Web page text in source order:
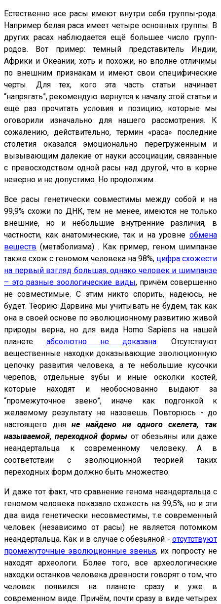
Естественно все расы имеют внутри себя группы-рода.
Например белая раса имеет четыре основных группы. В
других расах наблюдается ещё большее число групп-
родов. Вот пример: темный представитель Индии,
Африки и Океании, хоть и похожи, но вполне отличимы
по внешним признакам и имеют свои специфические
черты. Для тех, кого эта часть статьи начинает
“напрягать”, рекомендую вернутся к началу этой статьи и
ещё раз прочитать условия и позицию, которые мы
оговорили изначально для нашего рассмотрения. К
сожалению, действительно, термин «раса» последние
столетия оказался эмоционально перегруженным и
вызывающим далекие от науки ассоциации, связанные
с превосходством одной расы над другой, что в корне
неверно и не допустимо. Но продолжим...
Все расы генетически совместимы между собой и на
99,9% схожи по ДНК, тем не менее, имеются не только
внешние, но и небольшие внутренние различия, в
частности, как анатомические, так и на уровне обмена
веществ (метаболизма) . Как пример, геном шимпанзе
также схож с геномом человека на 98%, цифра схожести
на первый взгляд большая, однако человек и шимпанзе
– это разные зоологические виды, причём совершенно
не совместимые. С этим никто спорить, надеюсь, не
будет. Теорию Дарвина мы учитывать не будем, так как
она в своей основе по эволюционному развитию живой
природы верна, но для вида Homo Sapiens на нашей
планете абсолютно не доказана. Отсутствуют
вещественные находки доказывающие эволюционную
цепочку развития человека, а те небольшие кусочки
черепов, отдельные зубы и иные осколки костей,
которые находят и необоснованно выдают за
“промежуточное звено”, иначе как подгонкой к
желаемому результату не назовешь. Повторюсь - до
настоящего дняне найдено ни одного скелета, так
называемой, переходной формы от обезьяны или даже
неандертальца к современному человеку. А в
соответствии с эволюционной теорией таких
переходных форм должно быть множество.
И даже тот факт, что сравнение генома неандертальца с
геномом человека показало схожесть на 99,5%, но и эти
два вида генетически несовместимы, т.е современный
человек (независимо от расы) не является потомком
неандертальца. Как и в случае с обезьяной - отсутствуют
промежуточные эволюционные звенья, их попросту не
находят археологи. Более того, все археологические
находки останков человека древности говорят о том, что
человек появился на планете сразу и уже в
современном виде. Причём, почти сразу в виде четырех